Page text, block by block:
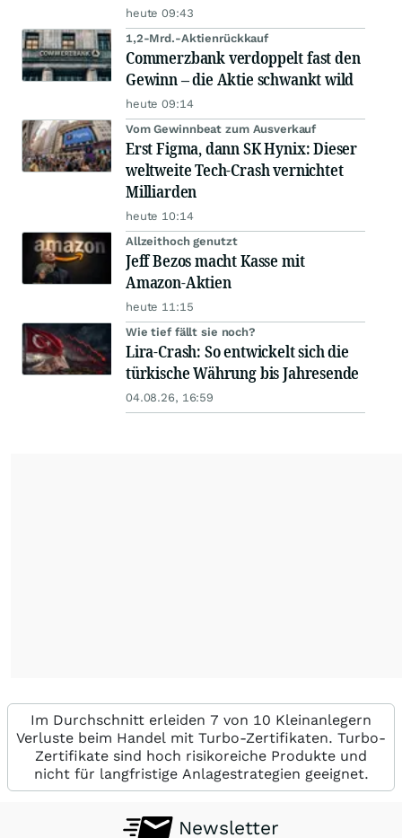
heute 09:43
1,2-Mrd.-Aktienrückkauf
Commerzbank verdoppelt fast den
Gewinn – die Aktie schwankt wild
heute 09:14
Vom Gewinnbeat zum Ausverkauf
Erst Figma, dann SK Hynix: Dieser
weltweite Tech-Crash vernichtet
Milliarden
heute 10:14
Allzeithoch genutzt
Jeff Bezos macht Kasse mit
Amazon-Aktien
heute 11:15
Wie tief fällt sie noch?
Lira-Crash: So entwickelt sich die
türkische Währung bis Jahresende
04.08.26, 16:59
Im Durchschnitt erleiden 7 von 10 Kleinanlegern
Verluste beim Handel mit Turbo-Zertifikaten. Turbo-
Zertifikate sind hoch risikoreiche Produkte und
nicht für langfristige Anlagestrategien geeignet.
Newsletter